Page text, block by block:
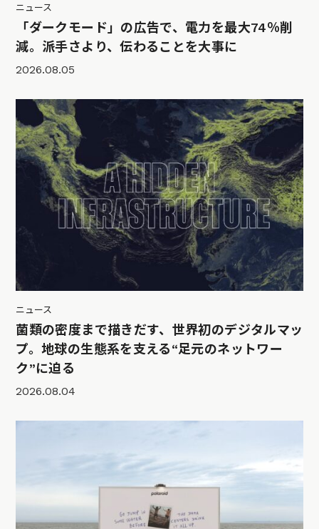
ニュース
「ダークモード」の広告で、電力を最大74％削
減。派手さより、伝わることを大事に
2026.08.05
ニュース
菌類の密度まで描きだす、世界初のデジタルマッ
プ。地球の生態系を支える“足元のネットワー
ク”に迫る
2026.08.04